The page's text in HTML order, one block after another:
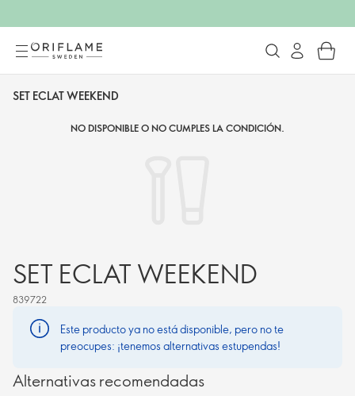
SET ECLAT WEEKEND
NO DISPONIBLE O NO CUMPLES LA CONDICIÓN.
SET ECLAT WEEKEND
839722
Este producto ya no está disponible, pero no te
preocupes: ¡tenemos alternativas estupendas!
Alternativas recomendadas